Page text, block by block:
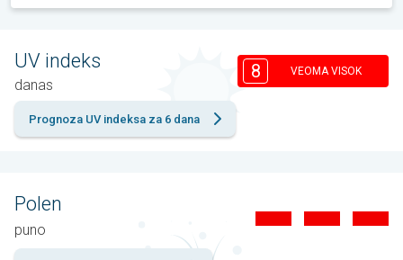
UV indeks
danas
8 VEOMA VISOK
Prognoza UV indeksa za 6 dana
Polen
puno